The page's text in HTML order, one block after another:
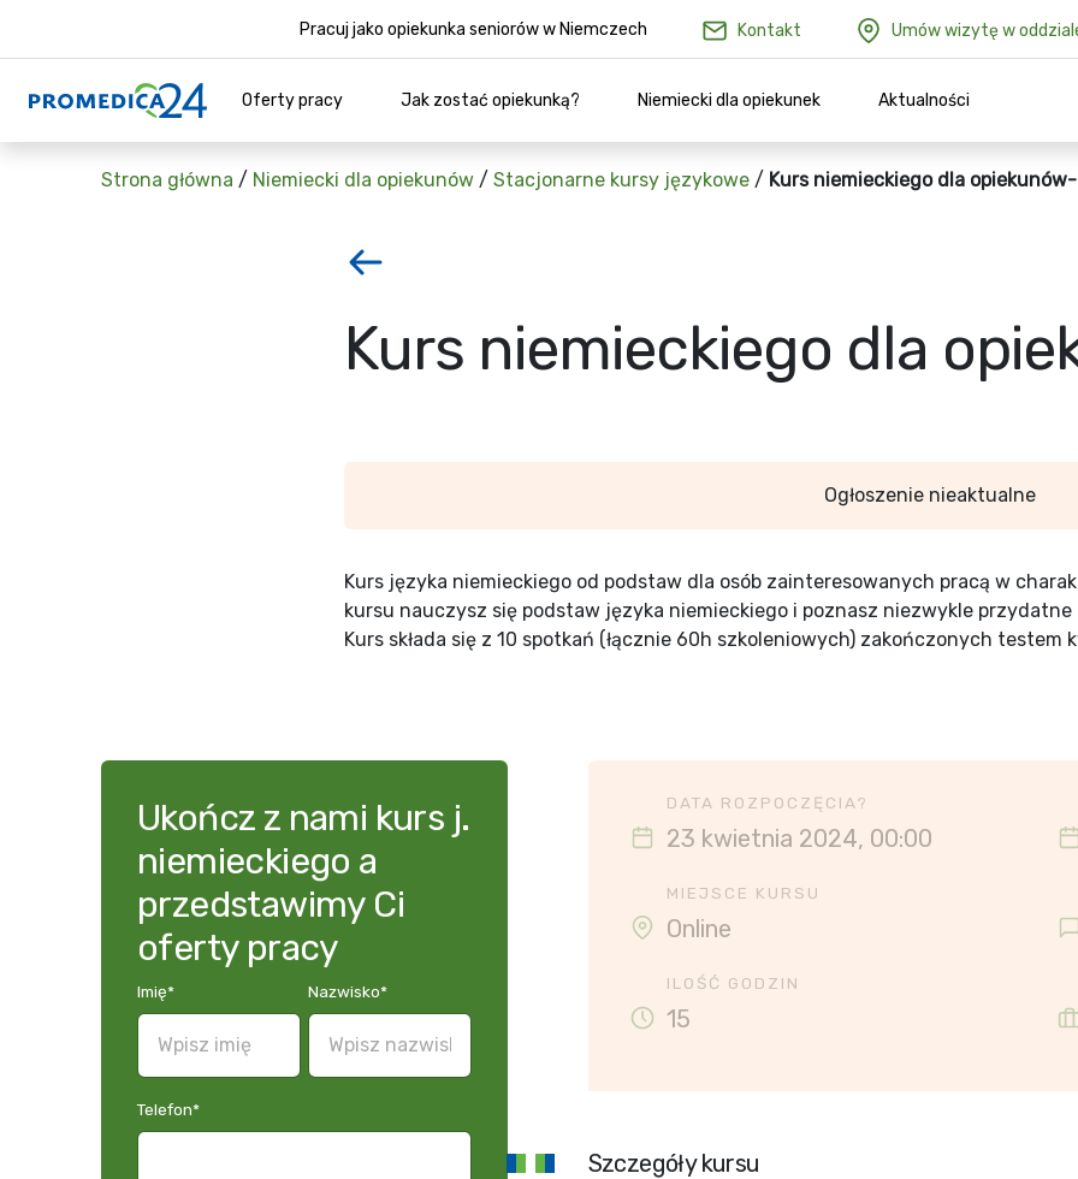
Pracuj jako opiekunka seniorów w Niemczech Kontakt Umów wizytę w
Oferty pracy Jak zostać opiekunką? Niemiecki dla opiekunek Aktualności
Strona główna / Niemiecki dla opiekunów / Stacjonarne kursy językowe / Kurs niemieckiego dla opiekunów-
Kurs niemieckiego dla
Ogłoszenie nieaktualne
Kurs języka niemieckiego od podstaw dla osób zainteresowanych pracą w
kursu nauczysz się podstaw języka niemieckiego i poznasz niezwykle
Kurs składa się z 10 spotkań (łącznie 60h szkoleniowych) zakończonych testem
Ukończ z nami kurs j.
niemieckiego a
przedstawimy Ci
oferty pracy
Imię* Nazwisko*
Telefon*
DATA ROZPOCZĘCIA?
23 kwietnia 2024, 00:00
MIEJSCE KURSU
Online
ILOŚĆ GODZIN
15
Szczegóły kursu